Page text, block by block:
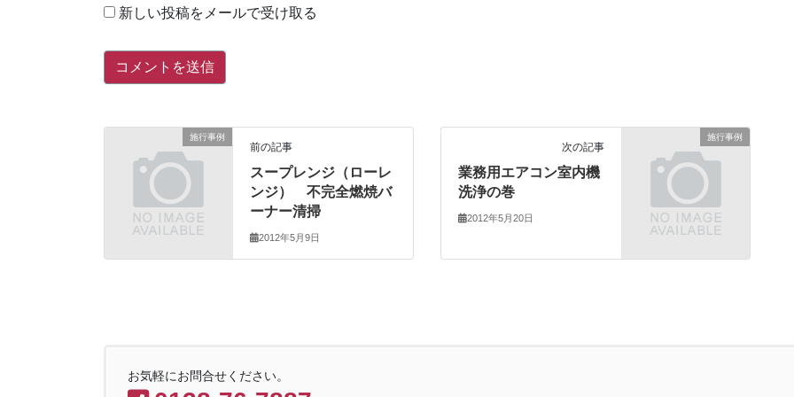
新しい投稿をメールで受け取る
施行事例
前の記事
スープレンジ（ローレ
ンジ） 不完全燃焼バ
ーナー清掃
2012年5月9日
施行事例
次の記事
業務用エアコン室内機
洗浄の巻
2012年5月20日
お気軽にお問合せください。